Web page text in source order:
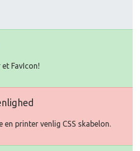
FavIcon!
en printer venlig CSS skabelon.